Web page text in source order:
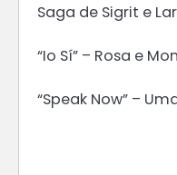
Saga de Sigrit e
“Io Sí” – Rosa e
“Speak Now” –